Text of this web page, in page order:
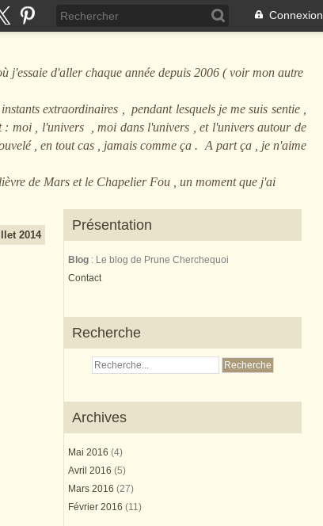
Connexion
d'aller chaque année depuis 2006 ( voir mon autre
extraordinaires , pendant lesquels je me suis sentie ,
moi , l'univers , moi dans l'univers , et l'univers autour de
, en tout cas , jamais comme ça . A part ça , je n'aime
de Mars et le Chapelier Fou , un moment que j'ai
2014
Présentation
Blog : Le blog de Prune Cherchequoi
Contact
Recherche
Archives
Mai 2016 (4)
Avril 2016 (5)
Mars 2016 (27)
Février 2016 (11)